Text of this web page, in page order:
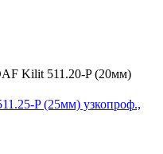
Kilit 511.20-P (20мм)